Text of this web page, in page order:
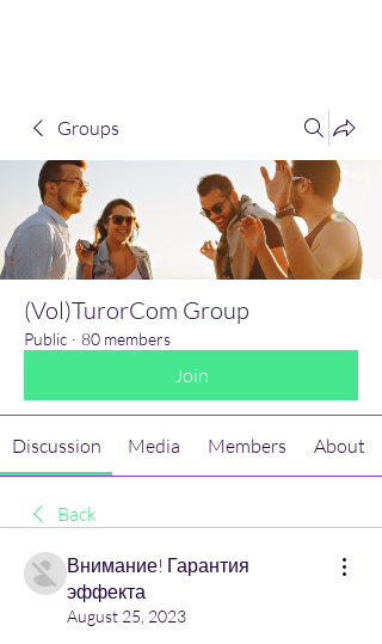
Groups
(Vol)TurorCom Group
Public · 80 members
Join
Discussion Media Members About
Back
Внимание! Гарантия
эффекта
August 25, 2023